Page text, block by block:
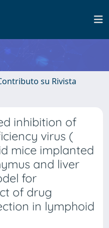
su Rivista
inhibition of
virus (
mice implanted
and liver
for
of drug
in lymphoid